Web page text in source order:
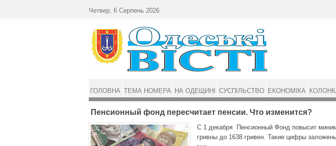
Пенсионный фонд пересчитает пенсии. Что изменится?
С 1 декабря Пенсионный Фонд повысит
гривны до 1638 гривен. Такие цифры
Четвер, 6 Серпень 2026
ГОЛОВНА ТЕМА НОМЕРА НА ОДЕЩИНІ СУСПІЛЬСТВО ЕКОНОМІКА